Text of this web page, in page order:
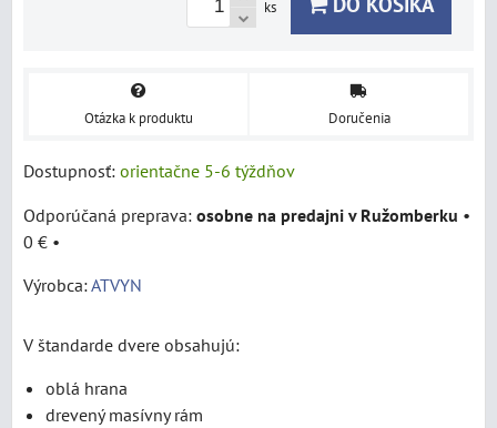
ks
Otázka k produktu Doručenia
Dostupnosť: orientačne 5-6 týždňov
osobne na predajni v Ružomberku •
0 € •
Výrobca:ATVYN
V štandarde dvere obsahujú:
oblá hrana
drevený masívny rám